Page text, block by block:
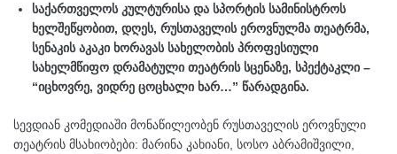
საქართველოს კულტურისა და სპორტის სამინისტროს
ხელშეწყობით, დღეს, რუსთაველის ეროვნულმა თეატრმა,
სენაკის აკაკი ხორავას სახელობის პროფესიული
სახელმწიფო დრამატული თეატრის სცენაზე, სპექტაკლი –
“იცხოვრე, ვიდრე ცოცხალი ხარ…” წარადგინა.
სევდიან კომედიაში მონაწილეობენ რუსთაველის ეროვნული
თეატრის მსახიობები: მარინა კახიანი, სოსო აბრამიშვილი,